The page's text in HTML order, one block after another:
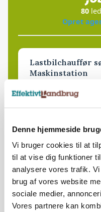
Denne hjemmeside
Vi bruger cookies til at
til at vise dig funktioner
analysere vores trafik.
brug af vores website
sociale medier,
Vores partnere kan
80
Opret
Lastbilchauffør
Maskinstation
Godstransport
Medarbejdere til
Grise
9681, Ranum